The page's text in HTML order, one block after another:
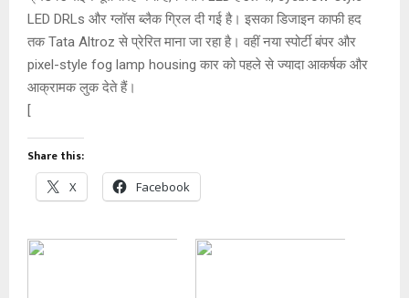
LED DRLs और ग्लॉस ब्लैक ग्रिल दी गई है। इसका डिजाइन काफी हद
तक Tata Altroz से प्रेरित माना जा रहा है। वहीं नया स्पोर्टी बंपर और
pixel-style fog lamp housing कार को पहले से ज्यादा आकर्षक और
आक्रामक लुक देते हैं।
[
Share this:
X Facebook